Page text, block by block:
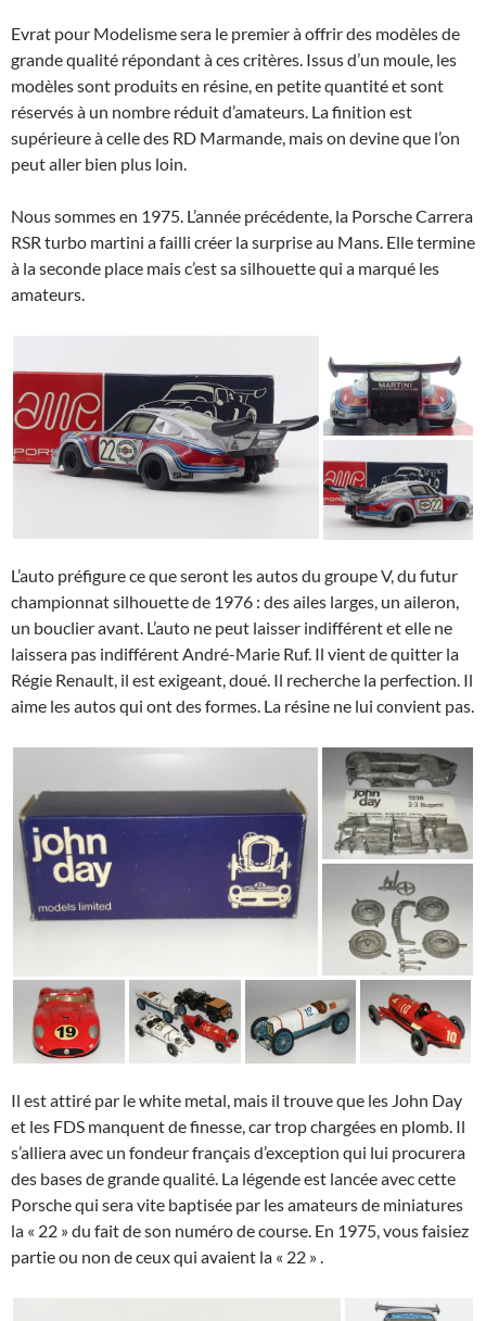
Evrat pour Modelisme sera le premier à offrir des modèles de
grande qualité répondant à ces critères. Issus d’un moule, les
modèles sont produits en résine, en petite quantité et sont
réservés à un nombre réduit d’amateurs. La finition est
supérieure à celle des RD Marmande, mais on devine que l’on
peut aller bien plus loin.
Nous sommes en 1975. L’année précédente, la Porsche Carrera
RSR turbo martini a failli créer la surprise au Mans. Elle termine
à la seconde place mais c’est sa silhouette qui a marqué les
amateurs.
L’auto préfigure ce que seront les autos du groupe V, du futur
championnat silhouette de 1976 : des ailes larges, un aileron,
un bouclier avant. L’auto ne peut laisser indifférent et elle ne
laissera pas indifférent André-Marie Ruf. Il vient de quitter la
Régie Renault, il est exigeant, doué. Il recherche la perfection. Il
aime les autos qui ont des formes. La résine ne lui convient pas.
Il est attiré par le white metal, mais il trouve que les John Day
et les FDS manquent de finesse, car trop chargées en plomb. Il
s’alliera avec un fondeur français d’exception qui lui procurera
des bases de grande qualité. La légende est lancée avec cette
Porsche qui sera vite baptisée par les amateurs de miniatures
la « 22 » du fait de son numéro de course. En 1975, vous faisiez
partie ou non de ceux qui avaient la « 22 » .